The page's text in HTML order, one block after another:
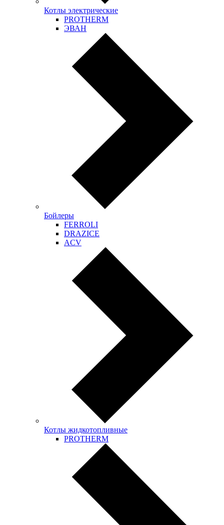
Котлы электрические
PROTHERM
ЭВАН
Бойлеры
FERROLI
DRAZICE
ACV
Котлы жидкотопливные
PROTHERM